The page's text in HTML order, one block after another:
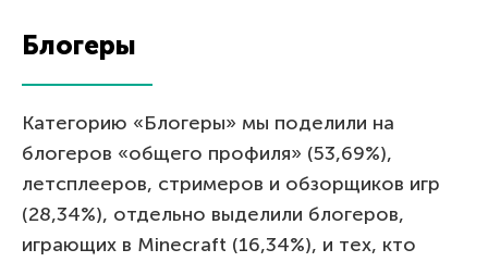
Блогеры
Категорию «Блогеры» мы поделили на
блогеров «общего профиля» (53,69%),
летсплееров, стримеров и обзорщиков игр
(28,34%), отдельно выделили блогеров,
играющих в Minecraft (16,34%), и тех, кто